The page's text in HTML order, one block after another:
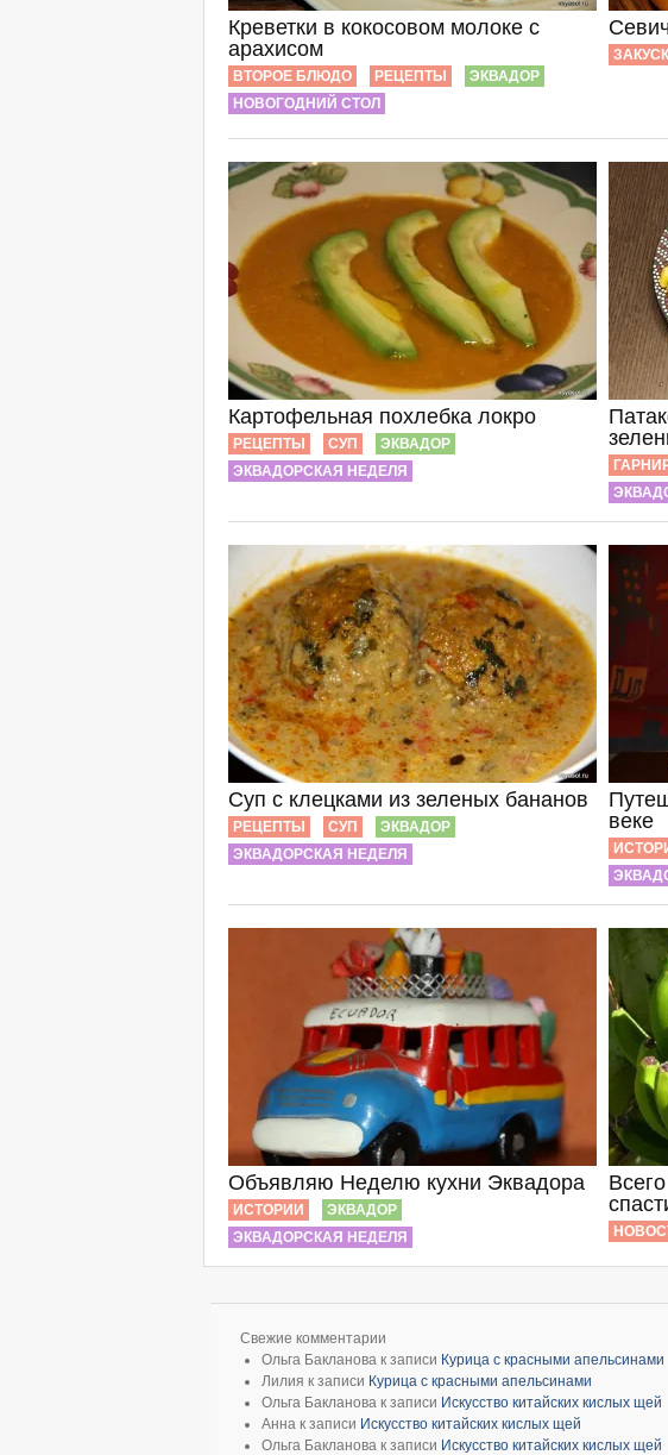
Креветки в кокосовом молоке с
арахисом
ВТОРОЕ БЛЮДО РЕЦЕПТЫ
ЭКВАДОР
НОВОГОДНИЙ СТОЛ
Картофельная похлебка локро
РЕЦЕПТЫ СУП
ЭКВАДОР
ЭКВАДОРСКАЯ НЕДЕЛЯ
Суп с клецками из зеленых бананов
РЕЦЕПТЫ СУП
ЭКВАДОР
ЭКВАДОРСКАЯ НЕДЕЛЯ
веке
Объявляю Неделю кухни Эквадора
ИСТОРИИ
ЭКВАДОР
ЭКВАДОРСКАЯ НЕДЕЛЯ
Свежие комментарии
Ольга Бакланова к записи Курица с красными апельсинами
Лилия к записи Курица с красными апельсинами
Ольга Бакланова к записи Искусство китайских кислых щей
Анна к записи Искусство китайских кислых щей
Ольга Бакланова к записи Искусство китайских кислых щей